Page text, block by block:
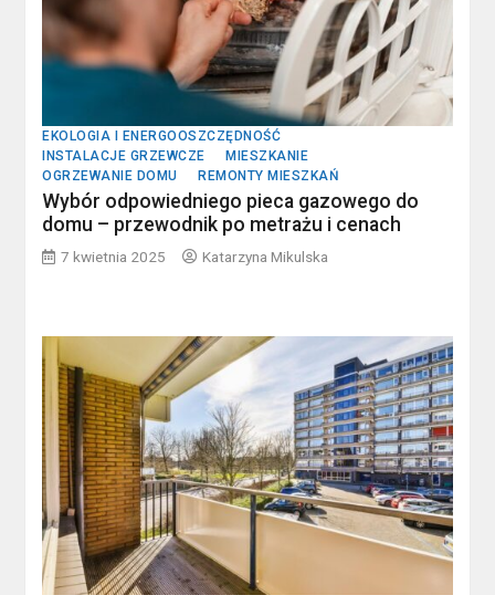
EKOLOGIA I ENERGOOSZCZĘDNOŚĆ
INSTALACJE GRZEWCZE
MIESZKANIE
OGRZEWANIE DOMU
REMONTY MIESZKAŃ
Wybór odpowiedniego pieca gazowego do
domu – przewodnik po metrażu i cenach
7 kwietnia 2025 Katarzyna Mikulska